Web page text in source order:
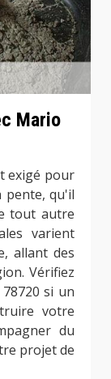
Mario
exigé pour
pente, qu'il
tout autre
varient
allant des
Vérifiez
si un
votre
du
projet de